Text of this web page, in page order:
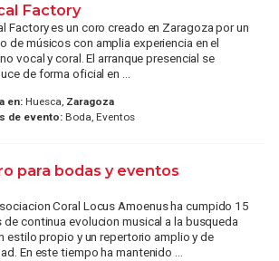
Factory
Factory es un coro creado en Zaragoza por un
de músicos con amplia experiencia en el
vocal y coral. El arranque presencial se
de forma oficial en ...
en:Huesca, Zaragoza
de evento:Boda, Eventos
para bodas y eventos
Coral Locus Amoenus ha cumpido 15
de continua evolucion musical a la busqueda
estilo propio y un repertorio amplio y de
En este tiempo ha mantenido ...